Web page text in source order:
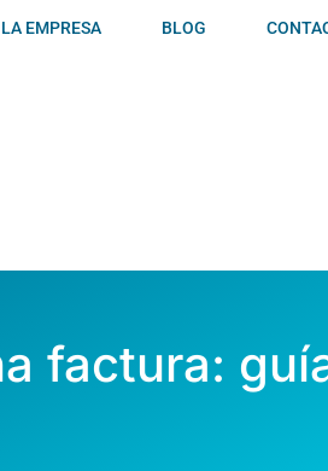
LA EMPRESA BLOG
factura: